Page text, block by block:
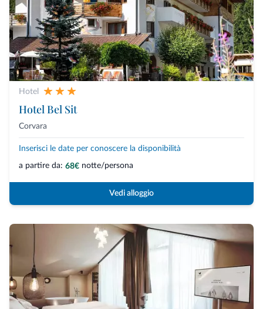
Hotel
Hotel Bel Sit
Corvara
Inserisci le date per conoscere la disponibilità
a partire da: 68€ notte/persona
Vedi alloggio